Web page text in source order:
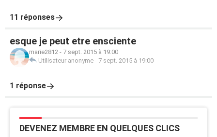
11 réponses
esque je peut etre ensciente
marie2812 - 7 sept. 2015 à 19:00
Utilisateur anonyme - 7 sept. 2015 à 19:00
1 réponse
DEVENEZ MEMBRE EN QUELQUES CLICS